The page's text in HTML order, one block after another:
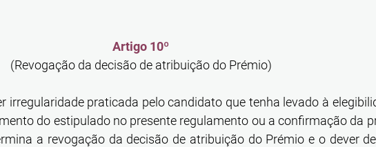
Artigo 10º
(Revogação da decisão de atribuição do Prémio)
irregularidade praticada pelo candidato que tenha levado à
do estipulado no presente regulamento ou a confirmação da
a revogação da decisão de atribuição do Prémio e o dever